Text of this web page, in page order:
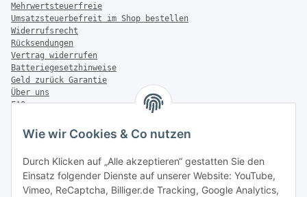
Wie wir Cookies & Co nutzen
Durch Klicken auf „Alle akzeptieren“ gestatten Sie den
Einsatz folgender Dienste auf unserer Website: YouTube,
Vimeo, ReCaptcha, Billiger.de Tracking, Google Analytics,
Mehrwertsteuerfreie
Umsatzsteuerbefreit im Shop bestellen
Widerrufsrecht
Rücksendungen
Vertrag widerrufen
Batteriegesetzhinweise
Geld zurück Garantie
Über uns
FAQ
Zahlung & Versand